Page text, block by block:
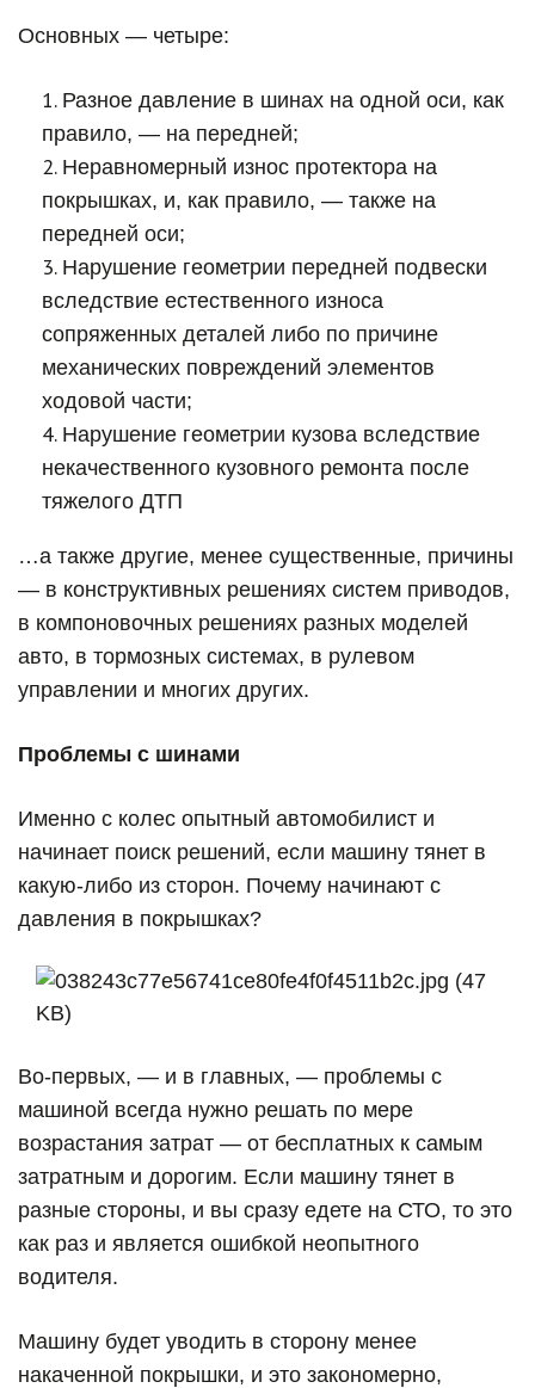
Основных — четыре:
Разное давление в шинах на одной оси, как
правило, — на передней;
Неравномерный износ протектора на
покрышках, и, как правило, — также на
передней оси;
Нарушение геометрии передней подвески
вследствие естественного износа
сопряженных деталей либо по причине
механических повреждений элементов
ходовой части;
Нарушение геометрии кузова вследствие
некачественного кузовного ремонта после
тяжелого ДТП
…а также другие, менее существенные, причины
— в конструктивных решениях систем приводов,
в компоновочных решениях разных моделей
авто, в тормозных системах, в рулевом
управлении и многих других.
Проблемы с шинами
Именно с колес опытный автомобилист и
начинает поиск решений, если машину тянет в
какую-либо из сторон. Почему начинают с
давления в покрышках?
Во-первых, — и в главных, — проблемы с
машиной всегда нужно решать по мере
возрастания затрат — от бесплатных к самым
затратным и дорогим. Если машину тянет в
разные стороны, и вы сразу едете на СТО, то это
как раз и является ошибкой неопытного
водителя.
Машину будет уводить в сторону менее
накаченной покрышки, и это закономерно,